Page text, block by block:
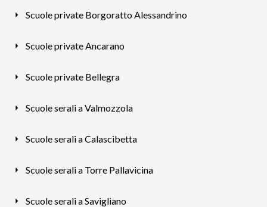
Scuole private Borgoratto Alessandrino
Scuole private Ancarano
Scuole private Bellegra
Scuole serali a Valmozzola
Scuole serali a Calascibetta
Scuole serali a Torre Pallavicina
Scuole serali a Savigliano